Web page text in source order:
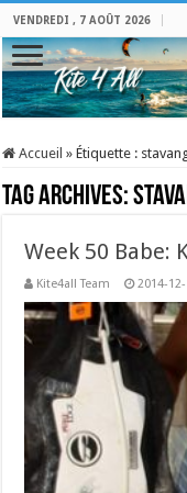
VENDREDI , 7 AOÛT 2026
Accueil » Étiquette :
Tag Archives:
Week 50 Babe:
Kite4all Team 2014-12-